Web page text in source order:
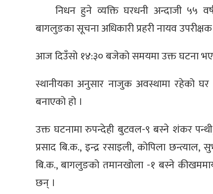
निधन हुने व्यक्ति घरधनी अन्दाजी ५५
बागलुङका सूचना अधिकारी प्रहरी नायव
आज दिउँसो १४:३० बजेको समयमा उक्त घटना
स्थानीयका अनुसार नाजुक अवस्थामा रहेको
बनाएको हो ।
उक्त घटनामा रुपन्देही बुटवल-९ बस्ने शंकर
प्रसाद बि.क., इन्द्र रसाइली, कोपिला
बि.क., बागलुङको तमानखोला -१ बस्ने
छन् ।